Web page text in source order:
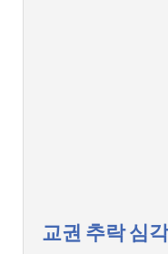
교권 추락 심각